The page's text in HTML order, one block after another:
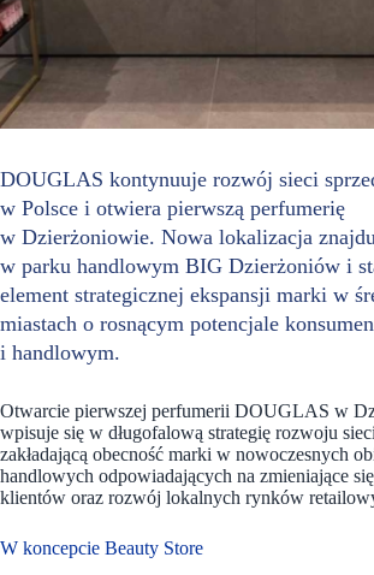
DOUGLAS kontynuuje rozwój sieci
w Polsce i otwiera pierwszą perfumerię
w Dzierżoniowie. Nowa lokalizacja
w parku handlowym BIG Dzierżoniów i
element strategicznej ekspansji marki w
miastach o rosnącym potencjale
i handlowym.
Otwarcie pierwszej perfumerii DOUGLAS w
wpisuje się w długofalową strategię rozwoju
zakładającą obecność marki w nowoczesnych
handlowych odpowiadających na zmieniające
klientów oraz rozwój lokalnych rynków
W koncepcie Beauty Store